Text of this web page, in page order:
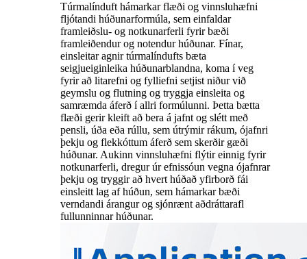
Túrmalínduft hámarkar flæði og vinnsluhæfni
fljótandi húðunarformúla, sem einfaldar
framleiðslu- og notkunarferli fyrir bæði
framleiðendur og notendur húðunar. Fínar,
einsleitar agnir túrmalíndufts bæta
seigjueiginleika húðunarblandna, koma í veg
fyrir að litarefni og fylliefni setjist niður við
geymslu og flutning og tryggja einsleita og
samræmda áferð í allri formúlunni. Þetta bætta
flæði gerir kleift að bera á jafnt og slétt með
pensli, úða eða rúllu, sem útrýmir rákum, ójafnri
þekju og flekkóttum áferð sem skerðir gæði
húðunar. Aukinn vinnsluhæfni flýtir einnig fyrir
notkunarferli, dregur úr efnissóun vegna ójafnrar
þekju og tryggir að hvert húðað yfirborð fái
einsleitt lag af húðun, sem hámarkar bæði
verndandi árangur og sjónrænt aðdráttarafl
fullunninnar húðunar.